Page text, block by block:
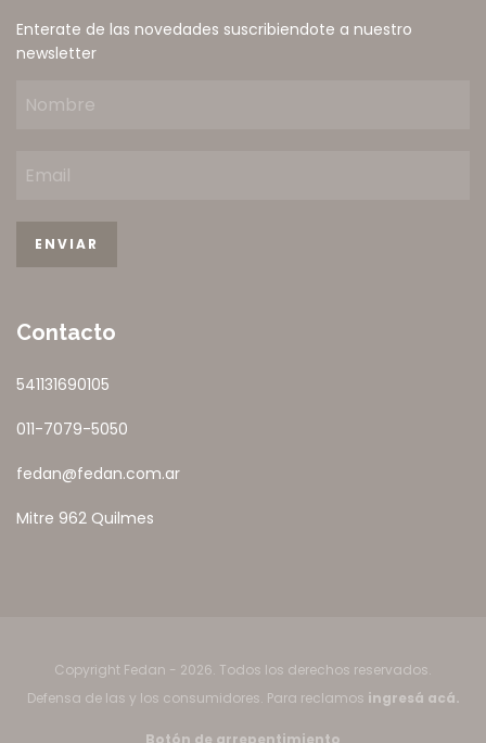
Enterate de las novedades suscribiendote a nuestro
newsletter
Contacto
541131690105
011-7079-5050
fedan@fedan.com.ar
Mitre 962 Quilmes
Copyright Fedan - 2026. Todos los derechos reservados.
Defensa de las y los consumidores. Para reclamos ingresá acá.